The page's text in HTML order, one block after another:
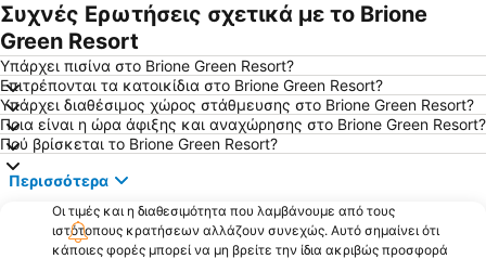
Συχνές Ερωτήσεις σχετικά με το Brione
Green Resort
Υπάρχει πισίνα στο Brione Green Resort?
Επιτρέπονται τα κατοικίδια στο Brione Green Resort?
Υπάρχει διαθέσιμος χώρος στάθμευσης στο Brione Green Resort?
Ποια είναι η ώρα άφιξης και αναχώρησης στο Brione Green Resort?
Πού βρίσκεται το Brione Green Resort?
Περισσότερα
Οι τιμές και η διαθεσιμότητα που λαμβάνουμε από τους
ιστότοπους κρατήσεων αλλάζουν συνεχώς. Αυτό σημαίνει ότι
κάποιες φορές μπορεί να μη βρείτε την ίδια ακριβώς προσφορά